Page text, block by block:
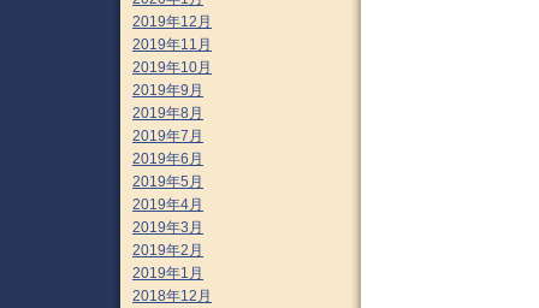
2019年12月
2019年11月
2019年10月
2019年9月
2019年8月
2019年7月
2019年6月
2019年5月
2019年4月
2019年3月
2019年2月
2019年1月
2018年12月